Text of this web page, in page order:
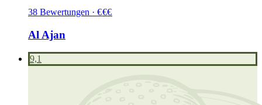
38 Bewertungen · €€€
Al Ajan
9,1